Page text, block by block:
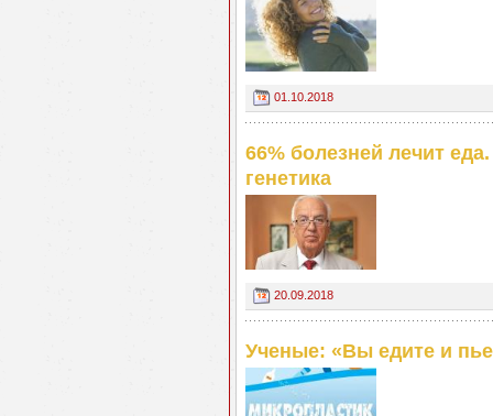
01.10.2018
66% болезней лечит
генетика
20.09.2018
Ученые: «Вы едите и